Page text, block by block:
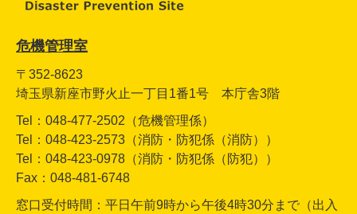
危機管理室
〒352-8623
埼玉県新座市野火止一丁目1番1号 本庁舎3階
Tel：048-477-2502（危機管理係）
Tel：048-423-2573（消防・防犯係（消防））
Tel：048-423-0978（消防・防犯係（防犯））
Fax：048-481-6748
窓口受付時間：平日午前9時から午後4時30分まで（出入